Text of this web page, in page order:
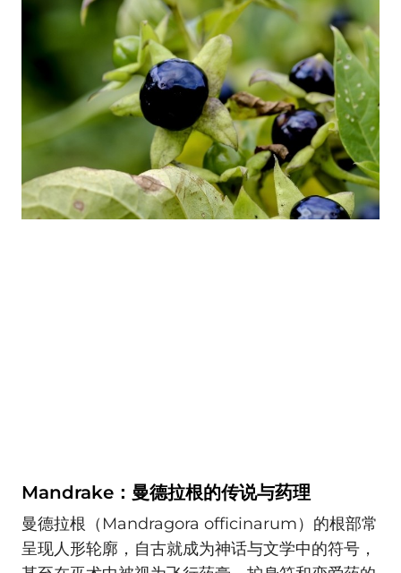
Mandrake：曼德拉根的传说与药理
曼德拉根（Mandragora officinarum）的根部常
呈现人形轮廓，自古就成为神话与文学中的符号，